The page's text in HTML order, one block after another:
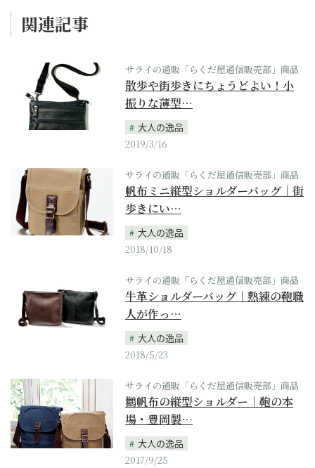
関連記事
サライの通販「らくだ屋通信販売部」商品
散歩や街歩きにちょうどよい！小
振りな薄型…
大人の逸品
2019/3/16
サライの通販「らくだ屋通信販売部」商品
帆布ミニ縦型ショルダーバッグ｜街
歩きにい…
大人の逸品
2018/10/18
サライの通販「らくだ屋通信販売部」商品
牛革ショルダーバッグ｜熟練の鞄職
人が作っ…
大人の逸品
2018/5/23
サライの通販「らくだ屋通信販売部」商品
鸛帆布の縦型ショルダー｜鞄の本
場・豊岡製…
大人の逸品
2017/9/25